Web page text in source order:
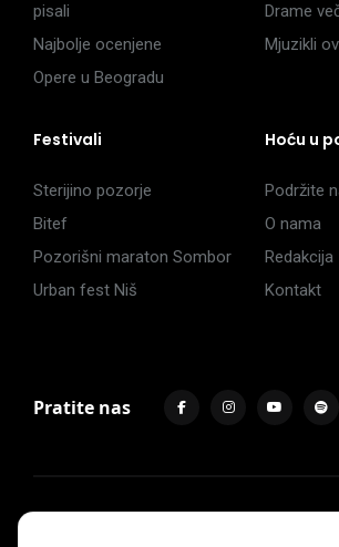
pisali
Najbolje ocenjene
Opere u Beogradu
Drame
Mjuzikli
Festivali
Sterijino pozorje
Bitef
Pozorišni maraton Sombor
Urban fest Niš
Hoću u
Podržite
O nama
Redakcija
Kontakt
Pratite nas